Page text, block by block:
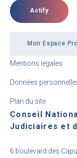
Actify
Mon Espace Pro
Mentions légales
Données
Plan du site
Conseil
Judiciaires et
6 boulevard des